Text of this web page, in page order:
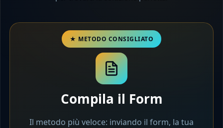
Compila il Form
Il metodo più veloce: inviando il form, la tua